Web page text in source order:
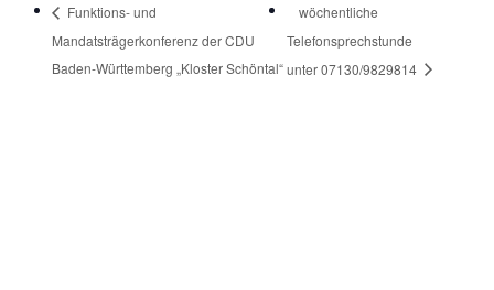
Funktions- und
Mandatsträgerkonferenz der CDU
Baden-Württemberg „Kloster Schöntal“
wöchentliche
Telefonsprechstunde
unter 07130/9829814